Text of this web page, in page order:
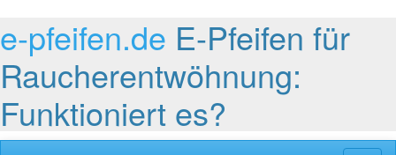
e-pfeifen.de E-Pfeifen für
Raucherentwöhnung:
Funktioniert es?